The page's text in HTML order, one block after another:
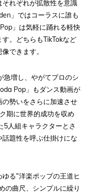
れぞれが拡散性を意識
」ではコーラスに誰も
」は気軽に踊れる軽快
。どちらもTikTokなど
できます。
急増し、やがてプロのシ
Pop」もダンス動画が
勢いをさらに加速させ
期に世界的成功を収め
5人組キャラクターとさ
題性を呼ぶ仕掛けにな
る“洋楽ポップの王道ヒ
の曲尺、シンプルに繰り